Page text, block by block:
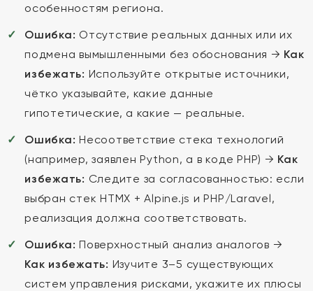
особенностям региона.
Ошибка: Отсутствие реальных данных или их
подмена вымышленными без обоснования → Как
избежать: Используйте открытые источники,
чётко указывайте, какие данные
гипотетические, а какие — реальные.
Ошибка: Несоответствие стека технологий
(например, заявлен Python, а в коде PHP) → Как
избежать: Следите за согласованностью: если
выбран стек HTMX + Alpine.js и PHP/Laravel,
реализация должна соответствовать.
Ошибка: Поверхностный анализ аналогов →
Как избежать: Изучите 3–5 существующих
систем управления рисками, укажите их плюсы